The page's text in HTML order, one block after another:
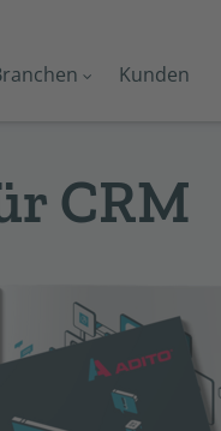
Kunden
CRM